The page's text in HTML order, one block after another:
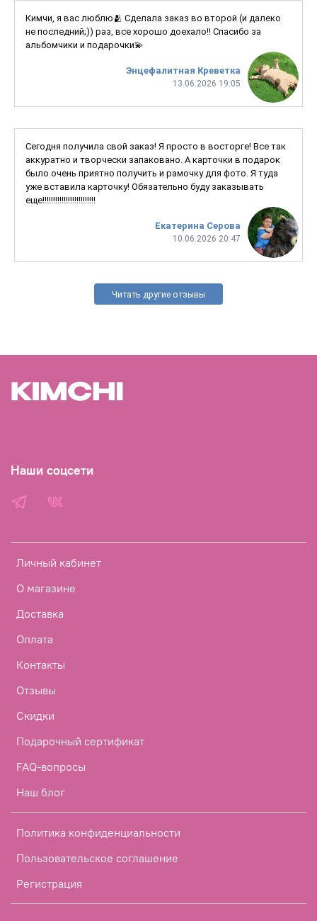
Энцефалитная Креветка
13.06.2026 19:05
Кимчи, я вас люблю🫂 Сделала заказ во второй (и далеко
не последний;)) раз, все хорошо доехало!! Спасибо за
альбомчики и подарочки💫
Екатерина Серова
10.06.2026 20:47
Сегодня получила свой заказ! Я просто в восторге! Все так
аккуратно и творчески запаковано. А карточки в подарок
было очень приятно получить и рамочку для фото. Я туда
уже вставила карточку! Обязательно буду заказывать
еще!!!!!!!!!!!!!!!!!!!!!!!!!
Читать другие отзывы
Личный кабинет
О магазине
Доставка
Оплата
Контакты
Отзывы
Скидки
Подарочный сертификат
FAQ-вопросы
Наш блог
Политика конфиденциальности
Пользовательское соглашение
Регистрация
Наши соцсети